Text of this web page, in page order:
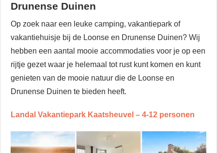
Drunense Duinen
Op zoek naar een leuke camping, vakantiepark of
vakantiehuisje bij de Loonse en Drunense Duinen? Wij
hebben een aantal mooie accommodaties voor je op een
rijtje gezet waar je helemaal tot rust kunt komen en kunt
genieten van de mooie natuur die de Loonse en
Drunense Duinen te bieden heeft.
Landal Vakantiepark Kaatsheuvel – 4-12 personen